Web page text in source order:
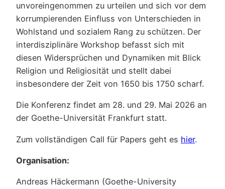
unvoreingenommen zu urteilen und sich vor dem
korrumpierenden Einfluss von Unterschieden in
Wohlstand und sozialem Rang zu schützen. Der
interdisziplinäre Workshop befasst sich mit
diesen Widersprüchen und Dynamiken mit Blick
Religion und Religiosität und stellt dabei
insbesondere der Zeit von 1650 bis 1750 scharf.
Die Konferenz findet am 28. und 29. Mai 2026 an
der Goethe-Universität Frankfurt statt.
Zum vollständigen Call für Papers geht es hier.
Organisation:
Andreas Häckermann (Goethe-University